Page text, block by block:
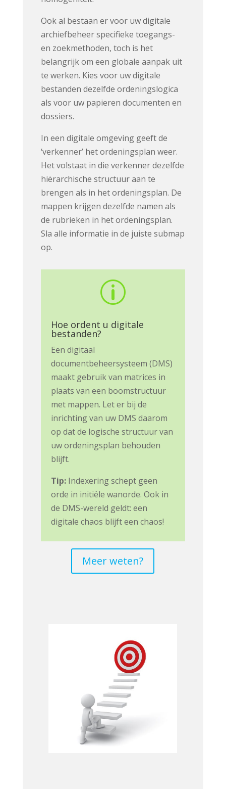
Ook al bestaan er voor uw digitale
archiefbeheer specifieke toegangs-
en zoekmethoden, toch is het
belangrijk om een globale aanpak uit
te werken. Kies voor uw digitale
bestanden dezelfde ordeningslogica
als voor uw papieren documenten en
dossiers.
In een digitale omgeving geeft de
‘verkenner’ het ordeningsplan weer.
Het volstaat in die verkenner dezelfde
hiërarchische structuur aan te
brengen als in het ordeningsplan. De
mappen krijgen dezelfde namen als
de rubrieken in het ordeningsplan.
Sla alle informatie in de juiste submap
op.
p
Hoe ordent u digitale
bestanden?
Een digitaal
documentbeheersysteem (DMS)
maakt gebruik van matrices in
plaats van een boomstructuur
met mappen. Let er bij de
inrichting van uw DMS daarom
op dat de logische structuur van
uw ordeningsplan behouden
blijft.
Tip:Indexering schept geen
orde in initiële wanorde. Ook in
de DMS-wereld geldt: een
digitale chaos blijft een chaos!
Meer weten?